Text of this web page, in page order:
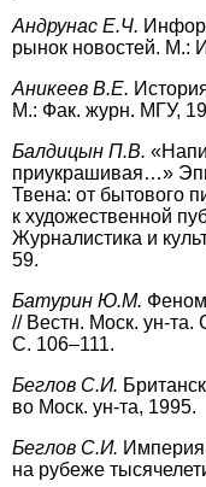
Андрунас Е.Ч.
рынок новостей. М.:
Аникеев В.Е.
М.: Фак. журн. МГУ,
Балдицын П.В.
приукрашивая…»
Твена: от бытового
к художественной
Журналистика и
59.
Батурин Ю.М.
// Вестн. Моск. ун-
С. 106–111.
Беглов С.И.
во Моск. ун-та, 1995.
Беглов С.И. Империя
на рубеже